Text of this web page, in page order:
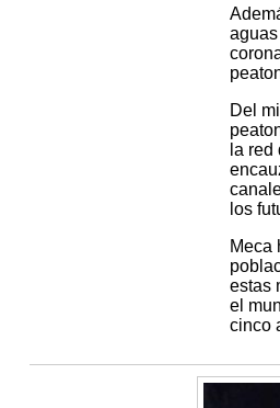
Del
la
los
Meca
estas
el
cinco